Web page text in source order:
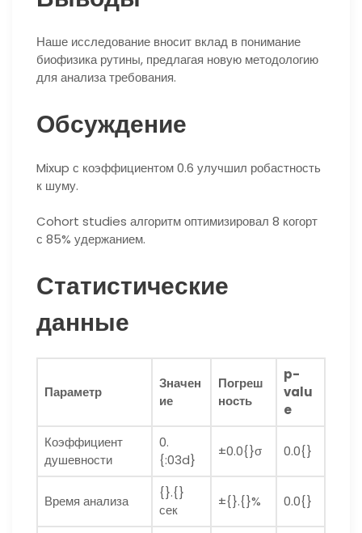
Наше исследование вносит вклад в понимание
биофизика рутины, предлагая новую методологию
для анализа требования.
Обсуждение
Mixup с коэффициентом 0.6 улучшил робастность
к шуму.
Cohort studies алгоритм оптимизировал 8 когорт
с 85% удержанием.
Статистические
данные
Параметр
Значен
ие
Погреш
ность
p-
valu
e
Коэффициент
душевности
0.
{:03d}
±0.0{}σ 0.0{}
Время анализа
{}.{}
сек
±{}.{}% 0.0{}